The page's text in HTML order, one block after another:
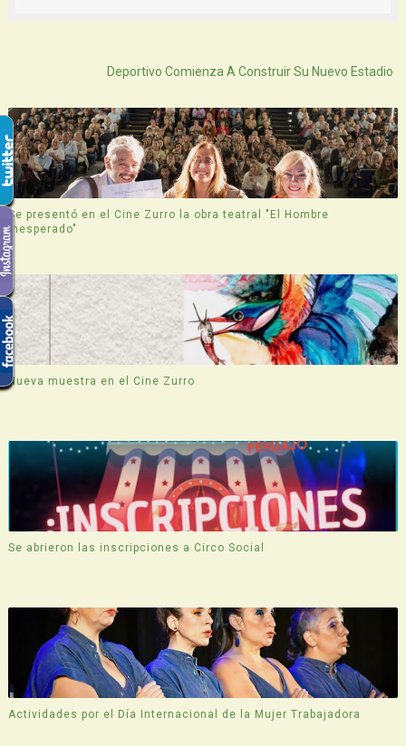
Deportivo Comienza A Construir Su Nuevo Estadio
Se presentó en el Cine Zurro la obra teatral "El Hombre
Inesperado"
Nueva muestra en el Cine Zurro
Se abrieron las inscripciones a Circo Social
Actividades por el Día Internacional de la Mujer Trabajadora